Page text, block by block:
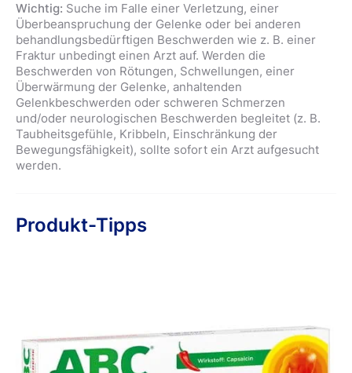
Wichtig: Suche im Falle einer Verletzung, einer
Überbeanspruchung der Gelenke oder bei anderen
behandlungsbedürftigen Beschwerden wie z. B. einer
Fraktur unbedingt einen Arzt auf. Werden die
Beschwerden von Rötungen, Schwellungen, einer
Überwärmung der Gelenke, anhaltenden
Gelenkbeschwerden oder schweren Schmerzen
und/oder neurologischen Beschwerden begleitet (z. B.
Taubheitsgefühle, Kribbeln, Einschränkung der
Bewegungsfähigkeit), sollte sofort ein Arzt aufgesucht
werden.
Produkt-Tipps